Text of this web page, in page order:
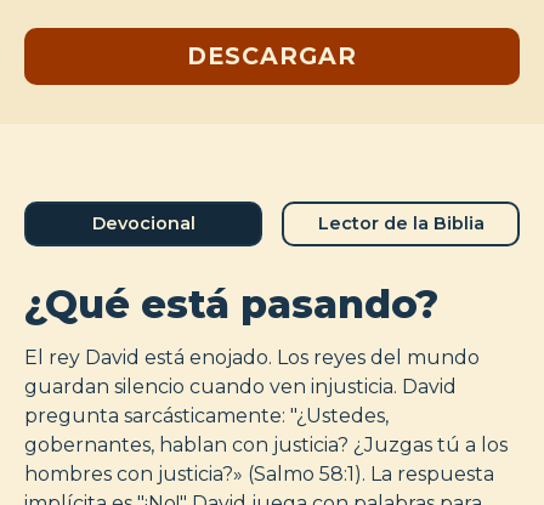
DESCARGAR
Devocional Lector de la Biblia
¿Qué está pasando?
El rey David está enojado. Los reyes del mundo
guardan silencio cuando ven injusticia. David
pregunta sarcásticamente: "¿Ustedes,
gobernantes, hablan con justicia? ¿Juzgas tú a los
hombres con justicia?» (Salmo 58:1). La respuesta